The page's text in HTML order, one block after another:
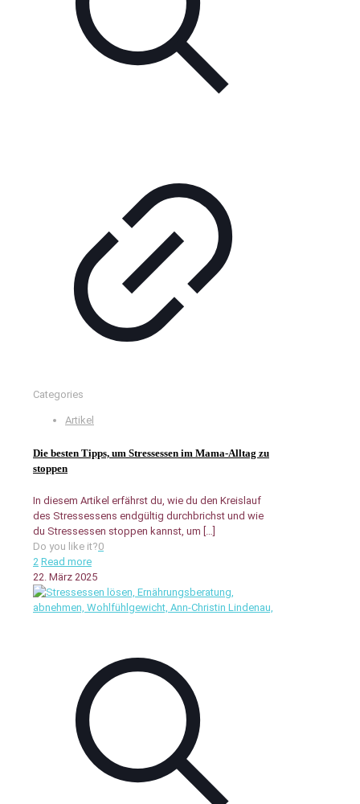
Categories
Artikel
Die besten Tipps, um Stressessen im Mama-Alltag zu
stoppen
In diesem Artikel erfährst du, wie du den Kreislauf
des Stressessens endgültig durchbrichst und wie
du Stressessen stoppen kannst, um […]
Do you like it?0
2 Read more
22. März 2025